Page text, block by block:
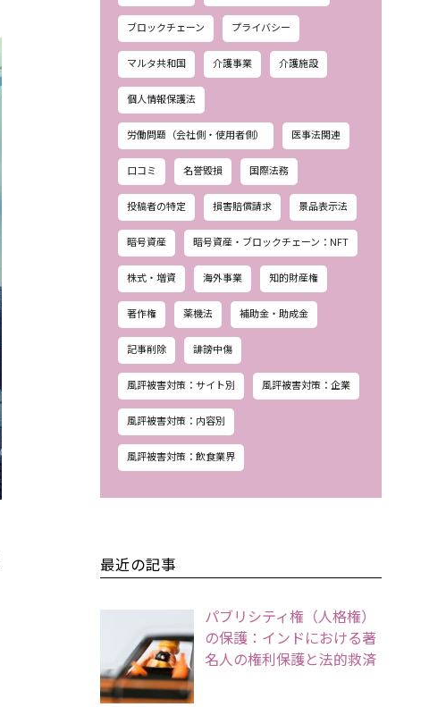
ブロックチェーン プライバシー
マルタ共和国 介護事業 介護施設
個人情報保護法
労働問題（会社側・使用者側） 医事法関連
口コミ 名誉毀損 国際法務
投稿者の特定 損害賠償請求 景品表示法
暗号資産 暗号資産・ブロックチェーン：NFT
株式・増資 海外事業 知的財産権
著作権 薬機法 補助金・助成金
記事削除 誹謗中傷
風評被害対策：サイト別 風評被害対策：企業
風評被害対策：内容別
風評被害対策：飲食業界
最近の記事
パブリシティ権（人格権）
の保護：インドにおける著
名人の権利保護と法的救済